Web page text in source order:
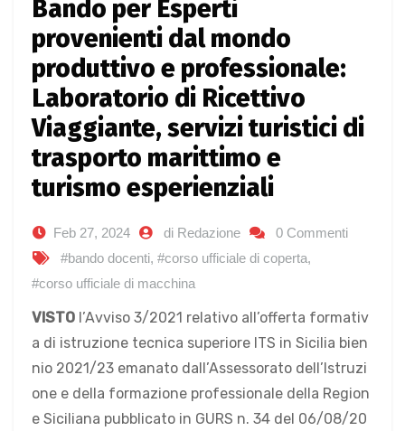
Bando per Esperti
provenienti dal mondo
produttivo e professionale:
Laboratorio di Ricettivo
Viaggiante, servizi turistici di
trasporto marittimo e
turismo esperienziali
Feb 27, 2024 di Redazione
0 Commenti
#bando docenti, #corso ufficiale di coperta,
#corso ufficiale di macchina
VISTO l’Avviso 3/2021 relativo all’offerta formativ
a di istruzione tecnica superiore ITS in Sicilia bien
nio 2021/23 emanato dall’Assessorato dell’Istruzi
one e della formazione professionale della Region
e Siciliana pubblicato in GURS n. 34 del 06/08/20